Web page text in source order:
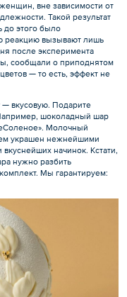
вне зависимости от
Такой результат
до этого было
реакцию вызывают лишь
после эксперимента
сообщали о приподнятом
— то есть, эффект не
вкусовую. Подарите
шоколадный шар
Молочный
украшен нежнейшими
начинок. Кстати,
нужно разбить
Мы гарантируем: